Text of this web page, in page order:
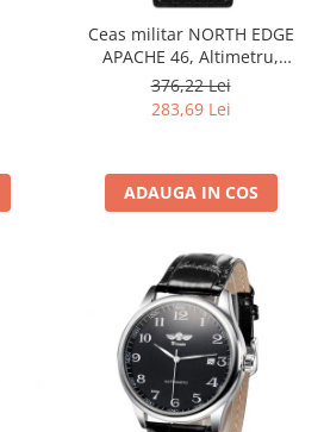
Ceas militar NORTH EDGE
APACHE 46, Altimetru,
Barometru, Cronometru,
Termometru, Pedometru,
Busola
376,22 Lei
283,69 Lei
ADAUGA IN COS